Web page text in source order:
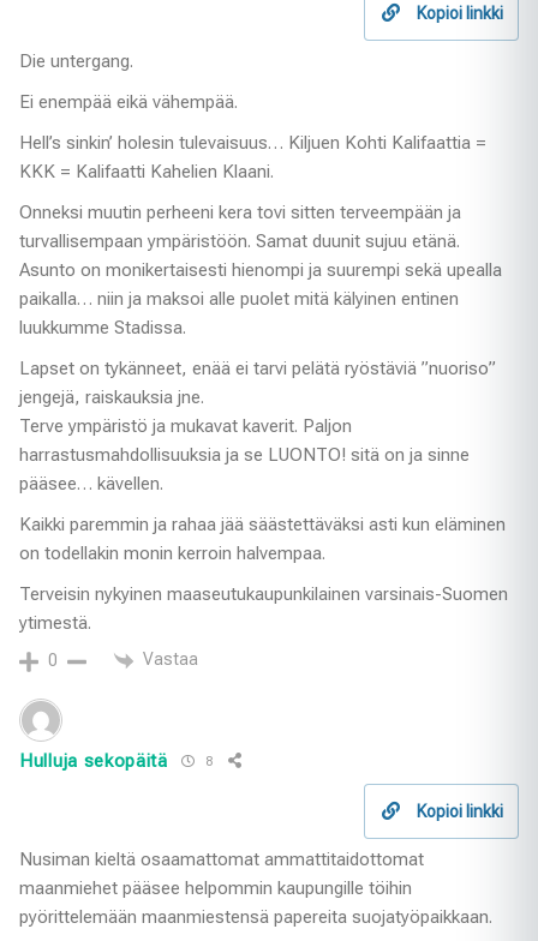
Kopioi linkki
Die untergang.
Ei enempää eikä vähempää.
Hell’s sinkin’ holesin tulevaisuus… Kiljuen Kohti Kalifaattia =
KKK = Kalifaatti Kahelien Klaani.
Onneksi muutin perheeni kera tovi sitten terveempään ja
turvallisempaan ympäristöön. Samat duunit sujuu etänä.
Asunto on monikertaisesti hienompi ja suurempi sekä upealla
paikalla… niin ja maksoi alle puolet mitä kälyinen entinen
luukkumme Stadissa.
Lapset on tykänneet, enää ei tarvi pelätä ryöstäviä ”nuoriso”
jengejä, raiskauksia jne.
Terve ympäristö ja mukavat kaverit. Paljon
harrastusmahdollisuuksia ja se LUONTO! sitä on ja sinne
pääsee… kävellen.
Kaikki paremmin ja rahaa jää säästettäväksi asti kun eläminen
on todellakin monin kerroin halvempaa.
Terveisin nykyinen maaseutukaupunkilainen varsinais-Suomen
ytimestä.
0 Vastaa
Hulluja sekopäitä 8
Kopioi linkki
Nusiman kieltä osaamattomat ammattitaidottomat
maanmiehet pääsee helpommin kaupungille töihin
pyörittelemään maanmiestensä papereita suojatyöpaikkaan.